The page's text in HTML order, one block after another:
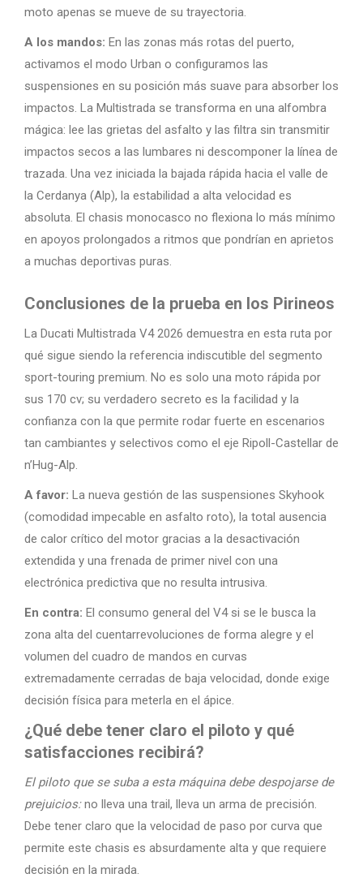
moto apenas se mueve de su trayectoria.
A los mandos: En las zonas más rotas del puerto,
activamos el modo Urban o configuramos las
suspensiones en su posición más suave para absorber los
impactos. La Multistrada se transforma en una alfombra
mágica: lee las grietas del asfalto y las filtra sin transmitir
impactos secos a las lumbares ni descomponer la línea de
trazada. Una vez iniciada la bajada rápida hacia el valle de
la Cerdanya (Alp), la estabilidad a alta velocidad es
absoluta. El chasis monocasco no flexiona lo más mínimo
en apoyos prolongados a ritmos que pondrían en aprietos
a muchas deportivas puras.
Conclusiones de la prueba en los Pirineos
La Ducati Multistrada V4 2026 demuestra en esta ruta por
qué sigue siendo la referencia indiscutible del segmento
sport-touring premium. No es solo una moto rápida por
sus 170 cv; su verdadero secreto es la facilidad y la
confianza con la que permite rodar fuerte en escenarios
tan cambiantes y selectivos como el eje Ripoll-Castellar de
n’Hug-Alp.
A favor: La nueva gestión de las suspensiones Skyhook
(comodidad impecable en asfalto roto), la total ausencia
de calor crítico del motor gracias a la desactivación
extendida y una frenada de primer nivel con una
electrónica predictiva que no resulta intrusiva.
En contra: El consumo general del V4 si se le busca la
zona alta del cuentarrevoluciones de forma alegre y el
volumen del cuadro de mandos en curvas
extremadamente cerradas de baja velocidad, donde exige
decisión física para meterla en el ápice.
¿Qué debe tener claro el piloto y qué
satisfacciones recibirá?
El piloto que se suba a esta máquina debe despojarse de
prejuicios:no lleva una trail, lleva un arma de precisión.
Debe tener claro que la velocidad de paso por curva que
permite este chasis es absurdamente alta y que requiere
decisión en la mirada.